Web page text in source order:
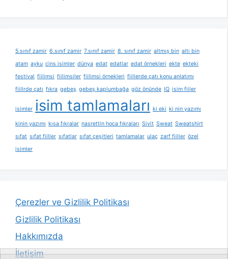
5.sınıf zamir 6.sınıf zamir 7.sınıf zamir 8. sınıf zamir altmış bin altı bin
atam ayku cins isimler dünya edat edatlar edat örnekleri ekte ekteki
festival fiilimsi fiilimsiler fiilimsi örnekleri fiillerde çatı konu anlatımı
fiillrde çatı fıkra gebeş gebeş kaplumbağa göz önünde IQ isim fiiler
isimler isim tamlamaları ki eki ki nin yazımı
kinin yazımı kısa fıkralar nasrettin hoca fıkraları Sivit Sweat Sweatshirt
sıfat sıfat fiiller sıfatlar sıfat çeşitleri tamlamalar ulaç zarf fiiller özel
isimler
Çerezler ve Gizlilik Politikası
Gizlilik Politikası
Hakkımızda
İletişim